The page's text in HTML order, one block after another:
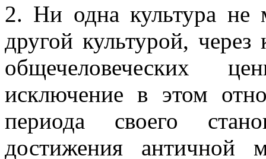
2. Ни одна культура не
другой культурой,
общечеловеческих
исключение в этом
периода своего
достижения античной